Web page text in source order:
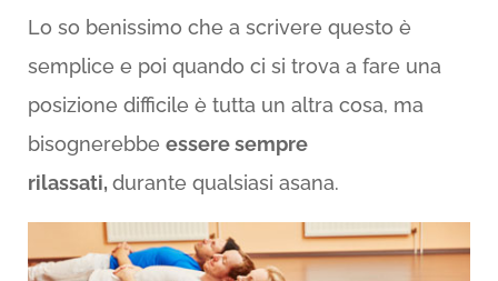
Lo so benissimo che a scrivere questo è
semplice e poi quando ci si trova a fare una
posizione difficile è tutta un altra cosa, ma
bisognerebbe essere sempre
rilassati, durante qualsiasi asana.